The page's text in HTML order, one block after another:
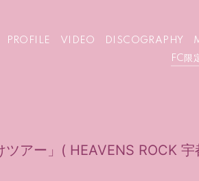
PROFILE VIDEO DISCOGRAPHY
FC限
アー」( HEAVENS ROCK